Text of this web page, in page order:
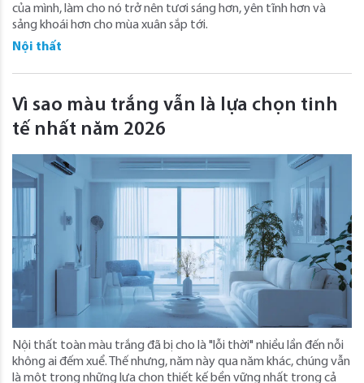
của mình, làm cho nó trở nên tươi sáng hơn, yên tĩnh hơn và
sảng khoái hơn cho mùa xuân sắp tới.
Nội thất
Vì sao màu trắng vẫn là lựa chọn tinh
tế nhất năm 2026
Nội thất toàn màu trắng đã bị cho là "lỗi thời" nhiều lần đến nỗi
không ai đếm xuể. Thế nhưng, năm này qua năm khác, chúng vẫn
là một trong những lựa chọn thiết kế bền vững nhất trong cả